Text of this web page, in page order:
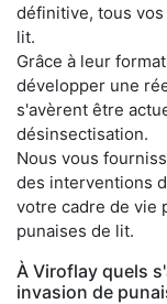
définitive, tous
lit.
Grâce à leur
développer une
s'avèrent être
désinsectisation.
Nous vous
des interventions
votre cadre de vie
punaises de lit.
À Viroflay quels
invasion de